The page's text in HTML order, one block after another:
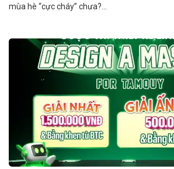
mùa hè “cực cháy” chưa?...